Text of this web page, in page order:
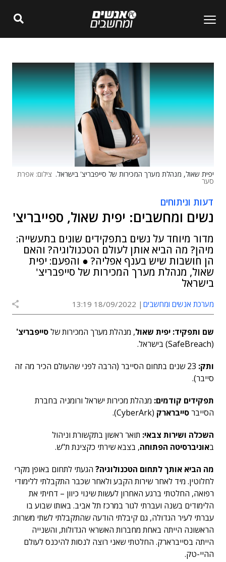
יפית שאול, מנהלת מערך המכירות של סייפבריצ' בישראל. צילום: אפרת
סער
דעות וניתוחים
נשים ומחשבים: יפית שאול, ספייבריצ'
מדור מיוחד על נשים בתפקידים שונים בתעשייה:
מיהן? מה הביא אותן לעולם הטכנולוגיה? והאם
הן חושבות שיש בענף אפליה? ● והפעם: יפית
שאול, מנהלת מערך המכירות של סייפבריצ'
בישראל
מערכת אנשים ומחשבים 18/09/2022 13:19
שם ותפקיד: יפית שאול, מנהלת מערך המכירות שלסייפבריצ'
(SafeBreach) בישראל.
ותק:
23 שנים בתחום הסייבר (הרבה לפני שהעולם הכיר מה זה
סייבר).
תפקידים קודמים: מנהלת מכירות ישראל ורומניה בחברת
הסייברסייברארק (CyberArk).
השכלה ושירות צבאי: תואר ראשון בתקשורת וניהול
באוניברסיטה הפתוחה, בצבא שירתי כקצינת ת"ש.
מה הביא אותך לתחום הטכנולוגיה? הגעתי לתחום באופן מקרי
לחלוטין. מיד לאחר שירות הקבע ולאחר שכבר התקבלתי ללימודי
רפואה, החלטתי ברגע האחרון לעשות שינוי כיוון – דחיתי את
הלימודים בשנה ועברתי לגור במרכז תל אביב. באותו שבוע בו
עברתי לעיר הגדולה, גם קיבלתי הודעה שהתקבלתי לשתי משרות:
הראשונה הייתה באחת מחברות האשראי הגדולות, והשנייה
הייתה בסייברארק. החלטתי שאני רוצה לנסות להיכנס לעולם
ההיי-טק.